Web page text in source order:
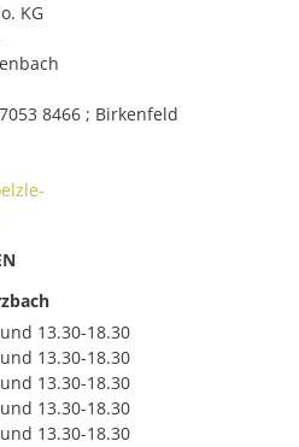
KG
8466 ; Birkenfeld
13.30-18.30
13.30-18.30
13.30-18.30
13.30-18.30
13.30-18.30